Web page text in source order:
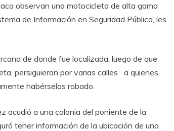
observan una motocicleta de alta gama
de Información en Seguridad Pública, les
de donde fue localizada, luego de que
persiguieron por varias calles a quienes
habérselos robado.
acudió a una colonia del poniente de la
tener información de la ubicación de una